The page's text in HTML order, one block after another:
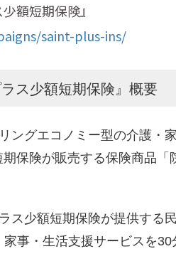
額短期保険』
saint-plus-ins/
ス少額短期保険』概要
ングエコノミー型の介護・
保険が販売する保険商品
ス少額短期保険が提供する
事・生活支援サービスを30